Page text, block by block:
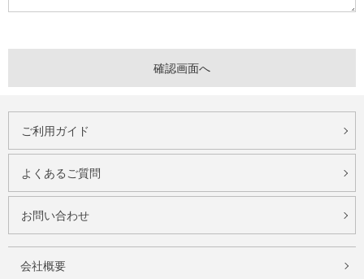
ご利用ガイド
よくあるご質問
お問い合わせ
会社概要